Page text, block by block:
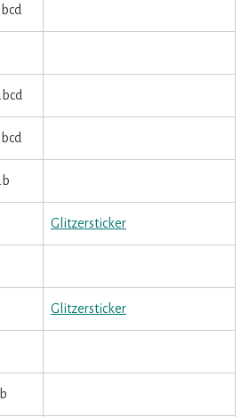
Glitzersticker
Glitzersticker